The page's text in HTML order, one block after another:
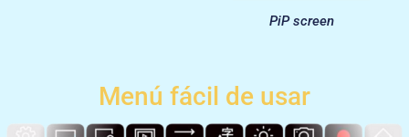
PiP screen
Menú fácil de usar